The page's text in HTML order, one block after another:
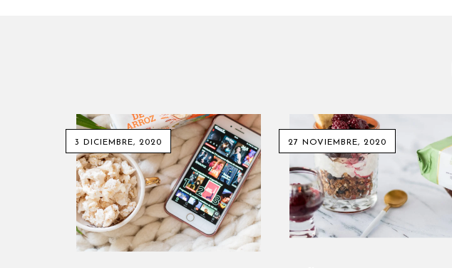
3 DICIEMBRE, 2020 27 NOVIEMBRE, 2020